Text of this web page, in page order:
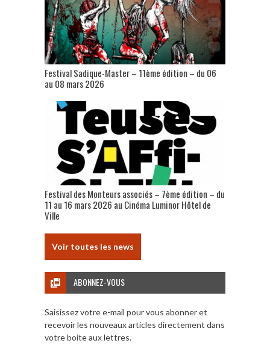
Festival Sadique-Master – 11ème édition – du 06
au 08 mars 2026
Festival des Monteurs associés – 7ème édition – du
11 au 16 mars 2026 au Cinéma Luminor Hôtel de
Ville
Voir toutes les news
ABONNEZ-VOUS
Saisissez votre e-mail pour vous abonner et
recevoir les nouveaux articles directement dans
votre boite aux lettres.